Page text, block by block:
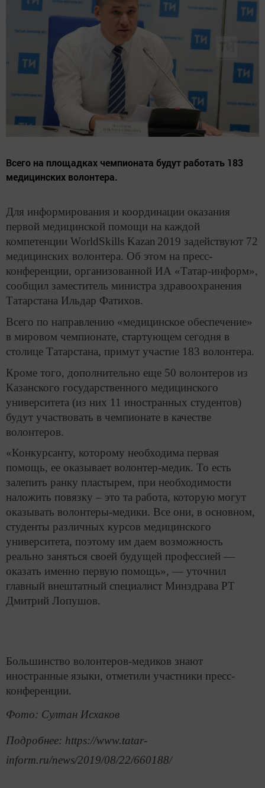
Всего на площадках чемпионата будут работать 183
медицинских волонтера.
Для информирования и координации оказания
первой медицинской помощи на каждой
компетенции WorldSkills Kazan 2019 задействуют 72
медицинских волонтера. Об этом на пресс-
конференции, организованной ИА «Татар-информ»,
сообщил заместитель министра здравоохранения
Татарстана Ильдар Фатихов.
Всего по направлению «медицинское обеспечение»
в мировом чемпионате, стартующем сегодня в
столице Татарстана, примут участие 183 волонтера.
Кроме того, дополнительно еще 50 волонтеров из
Казанского государственного медицинского
университета (из них 11 иностранных студентов)
будут участвовать в чемпионате в качестве
волонтеров.
«Конкурсанту, которому необходима первая
помощь, ее оказывает волонтер-медик. То есть
залепить ранку пластырем, при необходимости
наложить повязку – это та работа, которую могут
оказывать волонтеры-медики. Все они, в основном,
студенты различных курсов медицинского
университета, поэтому им даем возможность
реально заняться своей будущей профессией —
оказать именно первую помощь», — уточнил
главный внештатный специалист Минздрава РТ
Дмитрий Лопушов.
Большинство волонтеров-медиков знают
иностранные языки, отметили участники пресс-
конференции.
Фото: Султан Исхаков
Подробнее: https://www.tatar-
inform.ru/news/2019/08/22/660188/